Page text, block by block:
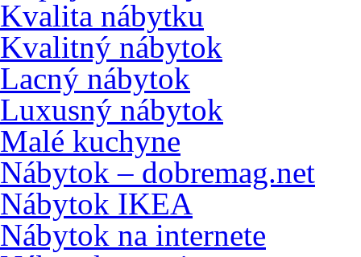
Kvalita nábytku
Kvalitný nábytok
Lacný nábytok
Luxusný nábytok
Malé kuchyne
Nábytok – dobremag.net
Nábytok IKEA
Nábytok na internete